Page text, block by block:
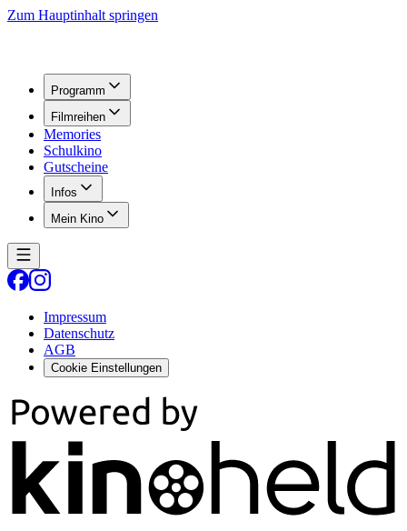
Zum Hauptinhalt springen
Programm
Filmreihen
Memories
Schulkino
Gutscheine
Infos
Mein Kino
Impressum
Datenschutz
AGB
Cookie Einstellungen